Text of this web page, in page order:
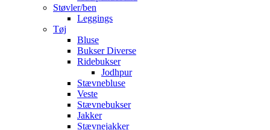
Støvler/ben
Leggings
Tøj
Bluse
Bukser Diverse
Ridebukser
Jodhpur
Stævnebluse
Veste
Stævnebukser
Jakker
Stævnejakker